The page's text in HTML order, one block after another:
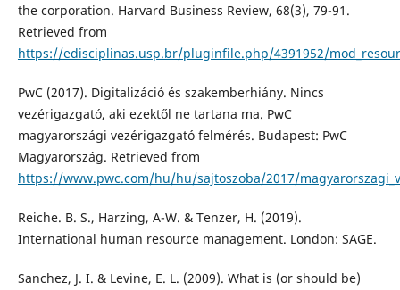
the corporation. Harvard Business Review, 68(3), 79-91.
Retrieved from
https://edisciplinas.usp.br/pluginfile.php/4391952/
PwC (2017). Digitalizáció és szakemberhiány. Nincs
vezérigazgató, aki ezektől ne tartana ma. PwC
magyarországi vezérigazgató felmérés. Budapest: PwC
Magyarország. Retrieved from
https://www.pwc.com/hu/hu/sajtoszoba/2017/
Reiche. B. S., Harzing, A-W. & Tenzer, H. (2019).
International human resource management. London: SAGE.
Sanchez, J. I. & Levine, E. L. (2009). What is (or should be)